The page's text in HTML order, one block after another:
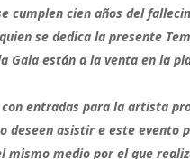
cumplen cien años del
se dedica la presente
Gala están a la venta en la
entradas para la artista
deseen asistir e este evento
mismo medio por el que